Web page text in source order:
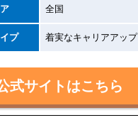
全国
プ 着実なキャリアアップ
式サイトはこちら